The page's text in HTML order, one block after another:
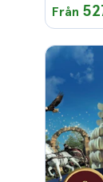
Från